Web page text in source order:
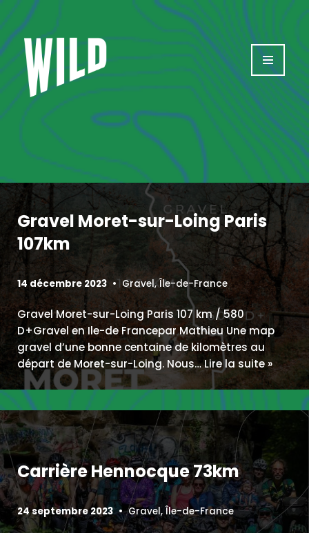
Aller
au
contenu
Gravel Moret-sur-Loing Paris
107km
14 décembre 2023 Gravel,Île-de-France
Gravel Moret-sur-Loing Paris 107 km / 580
D+Gravel en Ile-de Francepar Mathieu Une map
gravel d’une bonne centaine de kilomètres au
départ de Moret-sur-Loing. Nous…Lire la suite »
Carrière Hennocque 73km
24 septembre 2023 Gravel, Île-de-France